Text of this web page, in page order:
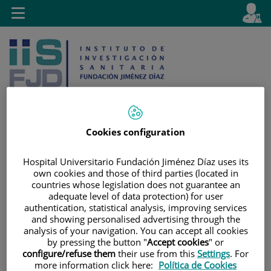
Jump to content
selector
Active
en
Toggle
navigation
Cookies configuration
Hospital Universitario Fundación Jiménez Díaz uses its
own cookies and those of third parties (located in
countries whose legislation does not guarantee an
adequate level of data protection) for user
authentication, statistical analysis, improving services
and showing personalised advertising through the
analysis of your navigation. You can accept all cookies
by pressing the button "Accept cookies" or
configure/refuse them their use from this Settings. For
more information click here: Política de Cookies